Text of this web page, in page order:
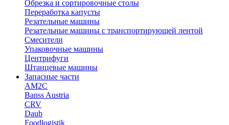
Обрезка и сортировочные столы
Переработка капусты
Резательные машины
Резательные машины с транспортирующей лентой
Смесители
Упаковочные машины
Центрифуги
Штанцевые машины
Запасные части
AM2C
Banss Austria
CRV
Daub
Foodlogistik